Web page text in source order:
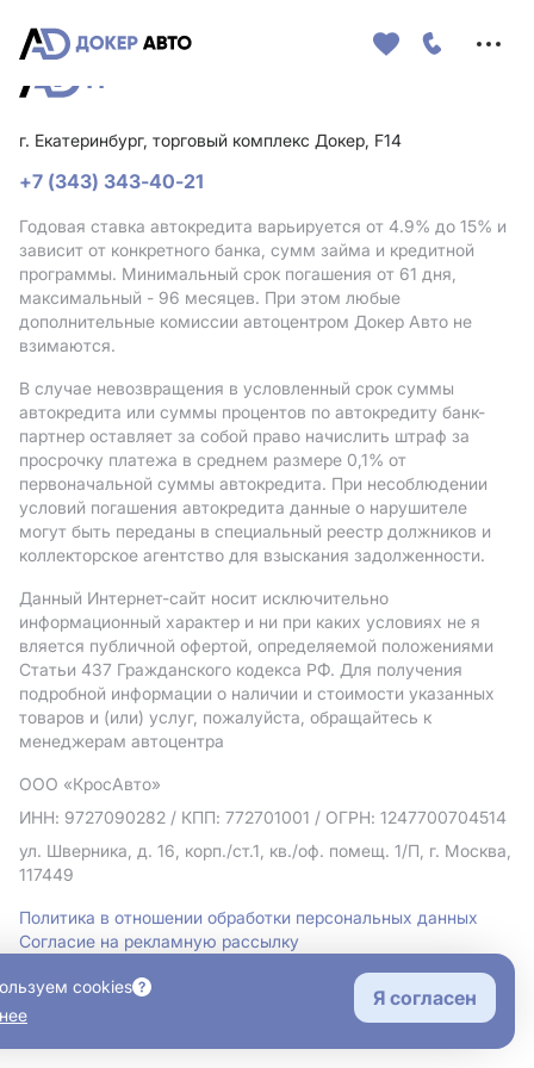
г. Екатеринбург, торговый комплекс Докер, F14
+7 (343) 343-40-21
Годовая ставка автокредита варьируется от 4.9% до 15% и
зависит от конкретного банка, сумм займа и кредитной
программы. Минимальный срок погашения от 61 дня,
максимальный - 96 месяцев. При этом любые
дополнительные комиссии автоцентром Докер Авто не
взимаются.
В случае невозвращения в условленный срок суммы
автокредита или суммы процентов по автокредиту банк-
партнер оставляет за собой право начислить штраф за
просрочку платежа в среднем размере 0,1% от
первоначальной суммы автокредита. При несоблюдении
условий погашения автокредита данные о нарушителе
могут быть переданы в специальный реестр должников и
коллекторское агентство для взыскания задолженности.
Данный Интернет-сайт носит исключительно
информационный характер и ни при каких условиях не я
вляется публичной офертой, определяемой положениями
Статьи 437 Гражданского кодекса РФ. Для получения
подробной информации о наличии и стоимости указанных
товаров и (или) услуг, пожалуйста, обращайтесь к
менеджерам автоцентра
ООО «КросАвто»
ИНН: 9727090282 / КПП: 772701001 / ОГРН: 1247700704514
ул. Шверника, д. 16, корп./ст.1, кв./оф. помещ. 1/П, г. Москва,
117449
Политика в отношении обработки персональных данных
Согласие на рекламную рассылку
cookies
Я согласен